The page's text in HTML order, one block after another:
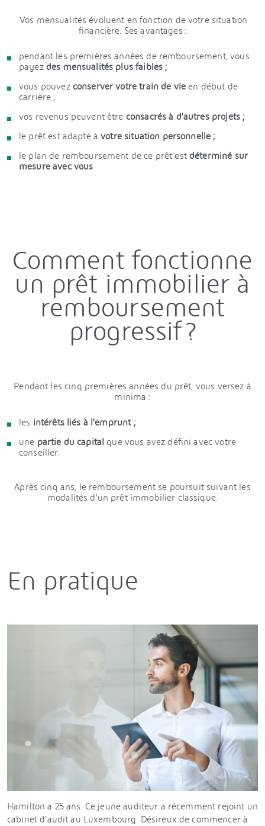
Vos mensualités évoluent en fonction de votre situation
financière. Ses avantages :
pendant les premières années de remboursement, vous
payez des mensualités plus faibles ;
vous pouvez conserver votre train de vieen début de
carrière ;
vos revenus peuvent être consacrés à d’autres projets ;
le prêt est adapté àvotre situation personnelle ;
le plan de remboursement de ce prêt estdéterminé sur
mesure avec vous.
Comment fonctionne
un prêt immobilier à
remboursement
progressif ?
Pendant les cinq premières années du prêt, vous versez à
minima :
les intérêts liés à l’emprunt ;
une partie du capitalque vous avez défini avec votre
conseiller.
Après cinq ans, le remboursement se poursuit suivant les
modalités d’un prêt immobilier classique.
En pratique
Hamilton a 25 ans. Ce jeune auditeur a récemment rejoint un
cabinet d’audit au Luxembourg. Désireux de commencer à